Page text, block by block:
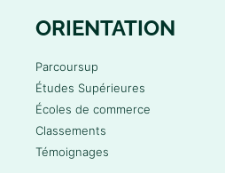
ORIENTATION
Parcoursup
Études Supérieures
Écoles de commerce
Classements
Témoignages